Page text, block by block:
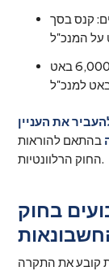
קנס בסך
איחור של יותר מארבעה חודשים: קנס בסך 6,000 באט
את העניין
בהתאם להוראות
החוק הרלוונטיות.
בחוק
קובע את התקרה